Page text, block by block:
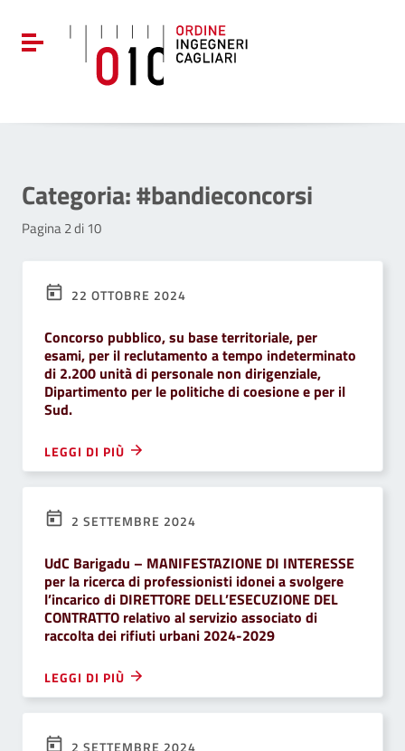
Vai al menu di navigazione
Vai al footer
Attiva / disattiva la navigazione
Categoria:#bandieconcorsi
Pagina 2 di 10
22 OTTOBRE 2024
Concorso pubblico, su base territoriale, per
esami, per il reclutamento a tempo indeterminato
di 2.200 unità di personale non dirigenziale,
Dipartimento per le politiche di coesione e per il
Sud.
LEGGI DI PIÙ
2 SETTEMBRE 2024
UdC Barigadu – MANIFESTAZIONE DI INTERESSE
per la ricerca di professionisti idonei a svolgere
l’incarico di DIRETTORE DELL’ESECUZIONE DEL
CONTRATTO relativo al servizio associato di
raccolta dei rifiuti urbani 2024-2029
LEGGI DI PIÙ
2 SETTEMBRE 2024